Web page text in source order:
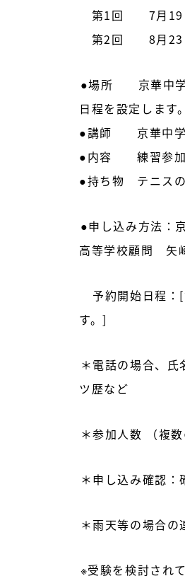
第1回 7月19
第2回 8月23
●場所 京華中学
日程を設定します
●講師 京華中学
●内容 練習参加
●持ち物 テニスの
●申し込み方法：
高等学校顧問 矢
予約開始日程
す。]
＊電話の場合、
ツ歴など
＊参加人数 （複
＊申し込み確認：
＊雨天等の場合の
※受験を検討され